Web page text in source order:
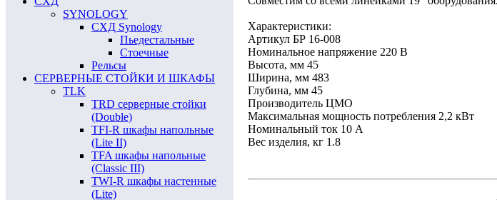
SYNOLOGY
СХД Synology
Пьедестальные
Стоечные
Рельсы
СЕРВЕРНЫЕ СТОЙКИ И ШКАФЫ
TLK
TRD серверные стойки
(Double)
TFI-R шкафы напольные
(Lite II)
TFA шкафы напольные
(Classic III)
TWI-R шкафы настенные
(Lite)
Характеристики:
Артикул БР 16-008
Номинальное напряжение 220 В
Высота, мм 45
Ширина, мм 483
Глубина, мм 45
Производитель ЦМО
Максимальная мощность потребления 2,2 кВт
Номинальный ток 10 A
Вес изделия, кг 1.8